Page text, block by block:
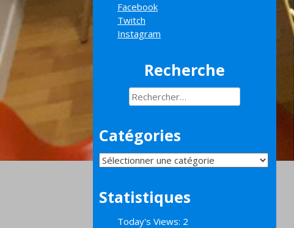
Facebook
Twitch
Instagram
Recherche
Rechercher :
Catégories
Catégories
Statistiques
Today's Views: 2